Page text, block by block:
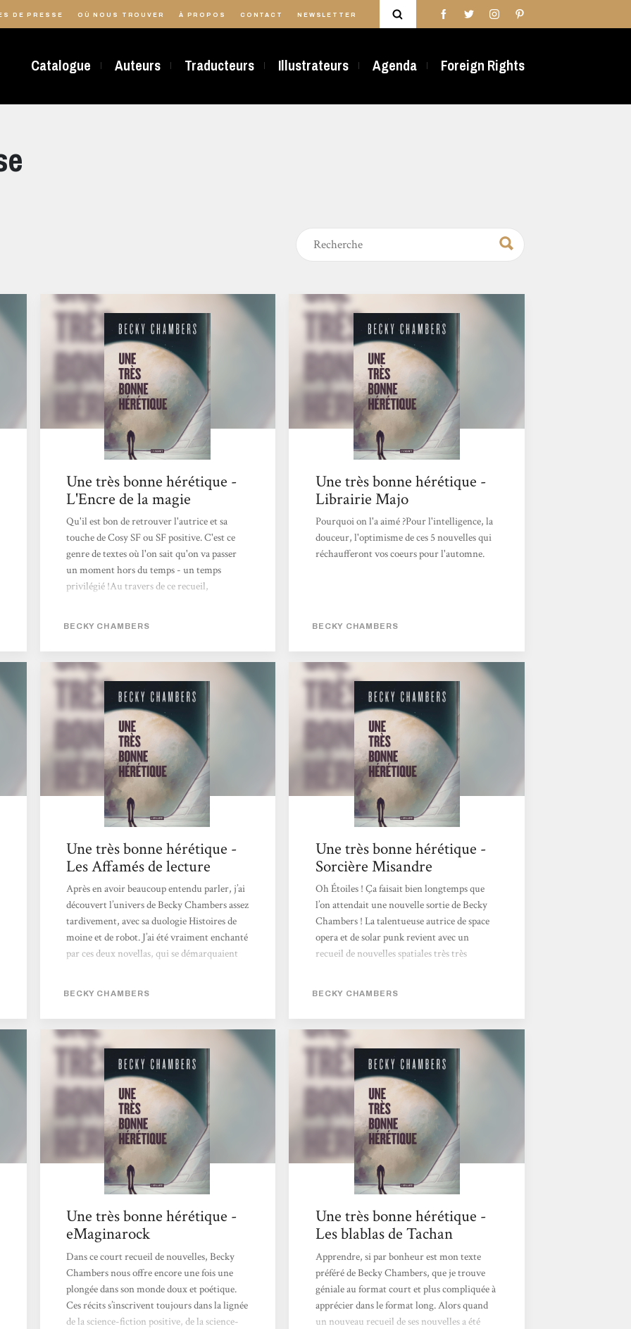
DE PRESSE OÙ NOUS TROUVER À PROPOS CONTACT NEWSLETTER
Catalogue Auteurs Traducteurs Illustrateurs Agenda Foreign Rights
Une très bonne hérétique -
L'Encre de la magie
Qu'il est bon de retrouver l'autrice et sa
touche de Cosy SF ou SF positive. C'est ce
genre de textes où l'on sait qu'on va passer
un moment hors du temps - un temps
privilégié !Au travers de ce recueil,
voir galactiques. Et forcément, on se
retrouve avec un texte touchant voir
poignant à certains moments.L'autrice joue
sur l'humanité et l'empathie avec des
tranches de vies présentées qui, bien qu'elles
se passent loin de chez nous, nous ancrent à
quelque chose de déjà...
BECKY CHAMBERS
Une très bonne hérétique -
Librairie Majo
Pourquoi on l'a aimé ?Pour l'intelligence, la
douceur, l'optimisme de ces 5 nouvelles qui
réchaufferont vos coeurs pour l'automne.
BECKY CHAMBERS
Une très bonne hérétique -
Les Affamés de lecture
Après en avoir beaucoup entendu parler, j’ai
découvert l’univers de Becky Chambers assez
tardivement, avec sa duologie Histoires de
moine et de robot. J’ai été vraiment enchanté
par ces deux novellas, qui se démarquaient
immense coup de cœur pour L’Espace d’un
an, premier volume de sa saga des
« Voyageurs », que je n’ai hélas toujours pas
eu l’occasion de continuer… Je remercie donc
vivement les éditions l’Atalante de m’avoir...
BECKY CHAMBERS
Une très bonne hérétique -
Sorcière Misandre
Oh Étoiles ! Ça faisait bien longtemps que
l’on attendait une nouvelle sortie de Becky
Chambers ! La talentueuse autrice de space
opera et de solar punk revient avec un
recueil de nouvelles spatiales très très
changer. Fin d’une mission importante,
découverte d’un vaisseau abandonné dans
l’espace, choix de carrière déterminant …
Ces moments sont également l’occasion
d’interroger le bien fondé de leurs choix,
BECKY CHAMBERS
Une très bonne hérétique -
eMaginarock
Dans ce court recueil de nouvelles, Becky
Chambers nous offre encore une fois une
plongée dans son monde doux et poétique.
Ces récits s’inscrivent toujours dans la lignée
de la science-fiction positive, de la science-
Une très bonne hérétique -
Les blablas de Tachan
Apprendre, si par bonheur est mon texte
préféré de Becky Chambers, que je trouve
géniale au format court et plus compliquée à
apprécier dans le format long. Alors quand
un nouveau recueil de ses nouvelles a été